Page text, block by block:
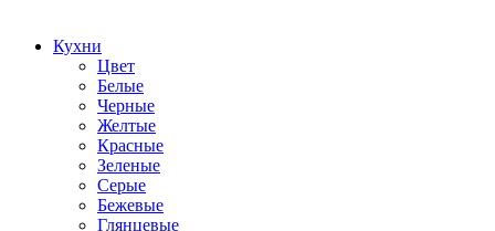
Кухни
Цвет
Белые
Черные
Желтые
Красные
Зеленые
Серые
Бежевые
Глянцевые